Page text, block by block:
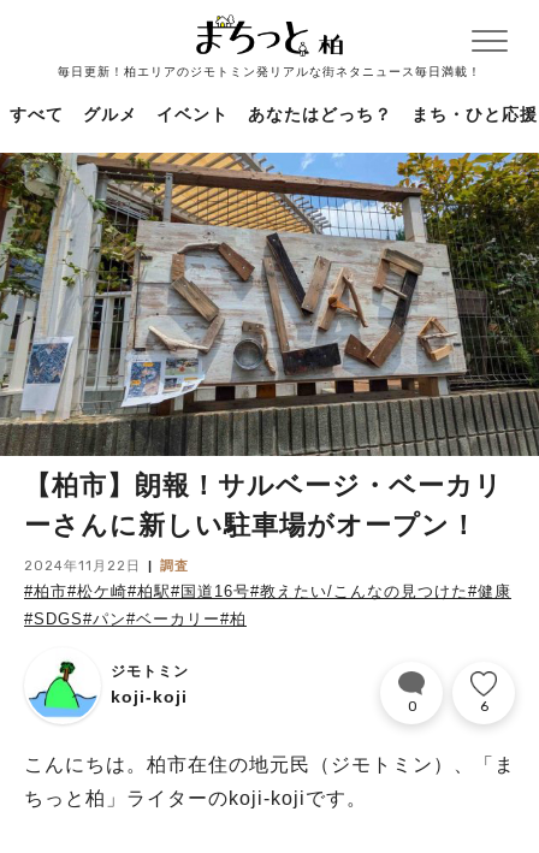
毎日更新！柏エリアのジモトミン発リアルな街ネタニュース毎日満載！
すべて グルメ イベント あなたはどっち？ まち・ひと応援
【柏市】朗報！サルベージ・ベーカリ
ーさんに新しい駐車場がオープン！
2024年11月22日 調査
#柏市#松ケ崎#柏駅#国道16号#教えたい/こんなの見つけた#健康
#SDGS#パン#ベーカリー#柏
ジモトミン
koji-koji 0 6
こんにちは。柏市在住の地元民（ジモトミン）、「ま
ちっと柏」ライターのkoji-kojiです。